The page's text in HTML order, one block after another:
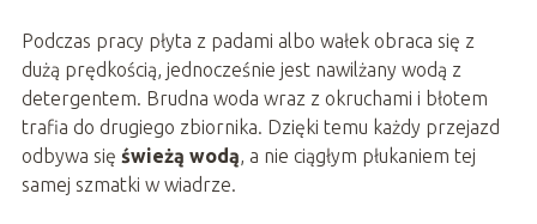
Podczas pracy płyta z padami albo wałek obraca się z
dużą prędkością, jednocześnie jest nawilżany wodą z
detergentem. Brudna woda wraz z okruchami i błotem
trafia do drugiego zbiornika. Dzięki temu każdy przejazd
odbywa się świeżą wodą , a nie ciągłym płukaniem tej
samej szmatki w wiadrze.